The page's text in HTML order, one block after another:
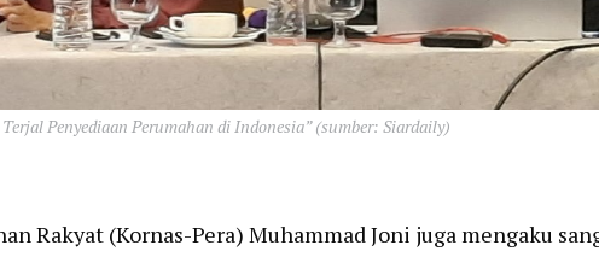
Penyediaan Perumahan di Indonesia” (sumber: Siardaily)
Rakyat (Kornas-Pera) Muhammad Joni juga mengaku